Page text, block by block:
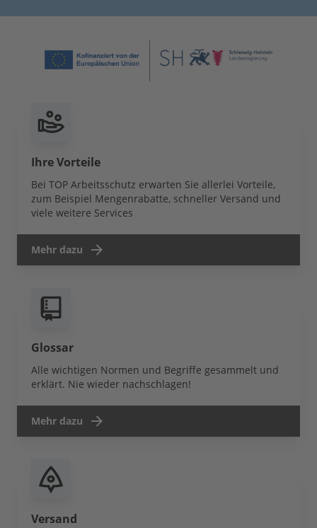
Ihre Vorteile
Bei TOP Arbeitsschutz erwarten Sie allerlei Vorteile,
zum Beispiel Mengenrabatte, schneller Versand und
viele weitere Services
Mehr dazu
Glossar
Alle wichtigen Normen und Begriffe gesammelt und
erklärt. Nie wieder nachschlagen!
Mehr dazu
Versand